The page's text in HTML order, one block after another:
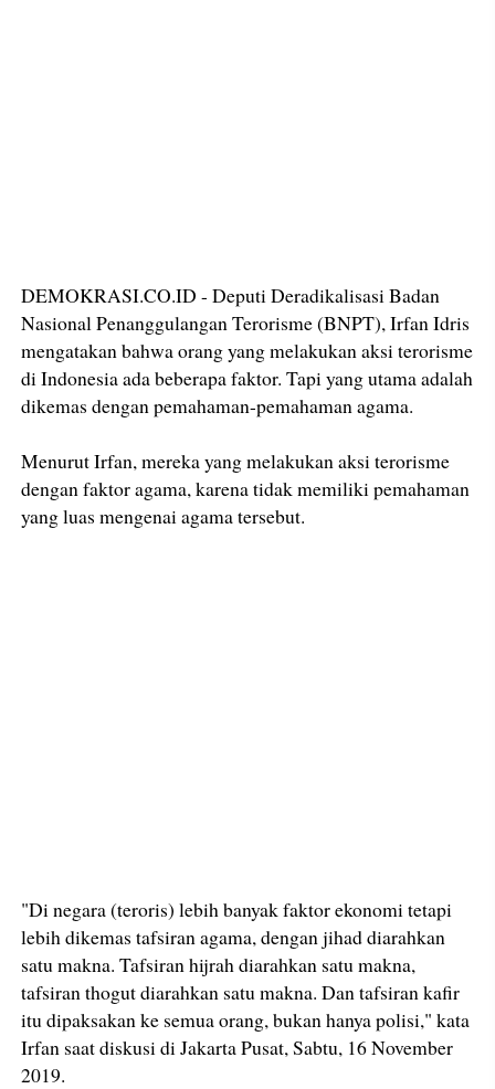
DEMOKRASI.CO.ID - Deputi Deradikalisasi Badan
Nasional Penanggulangan Terorisme (BNPT), Irfan Idris
mengatakan bahwa orang yang melakukan aksi terorisme
di Indonesia ada beberapa faktor. Tapi yang utama adalah
dikemas dengan pemahaman-pemahaman agama.
Menurut Irfan, mereka yang melakukan aksi terorisme
dengan faktor agama, karena tidak memiliki pemahaman
yang luas mengenai agama tersebut.
"Di negara (teroris) lebih banyak faktor ekonomi tetapi
lebih dikemas tafsiran agama, dengan jihad diarahkan
satu makna. Tafsiran hijrah diarahkan satu makna,
tafsiran thogut diarahkan satu makna. Dan tafsiran kafir
itu dipaksakan ke semua orang, bukan hanya polisi," kata
Irfan saat diskusi di Jakarta Pusat, Sabtu, 16 November
2019.